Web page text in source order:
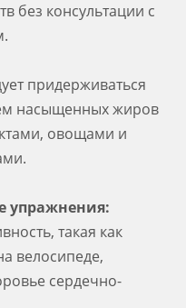
без консультации с
придерживаться
насыщенных жиров
овощами и
упражнения:
такая как
велосипеде,
сердечно-